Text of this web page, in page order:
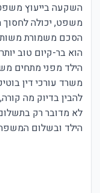
השקעה בייעוץ
משפט, יכולה
הסכם משמורת
הוא בר-קיום טוב
הילד מפני מתחים
משרד עורכי דין
להבין בדיוק מה
לא מדובר רק
הילד ובשלום